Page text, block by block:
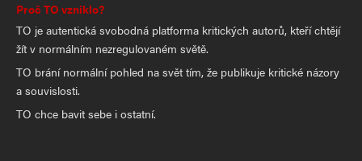
Proč TO vzniklo?
TO je autentická svobodná platforma kritických autorů, kteří chtějí
žít v normálním nezregulovaném světě.
TO brání normální pohled na svět tím, že publikuje kritické názory
a souvislosti.
TO chce bavit sebe i ostatní.